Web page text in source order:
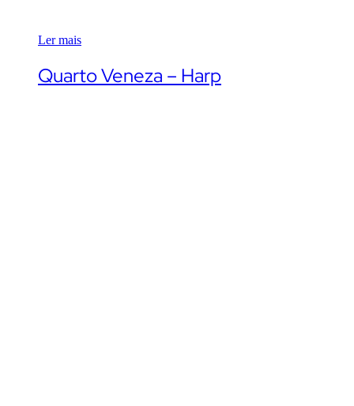
Ler mais
Quarto Veneza – Harp